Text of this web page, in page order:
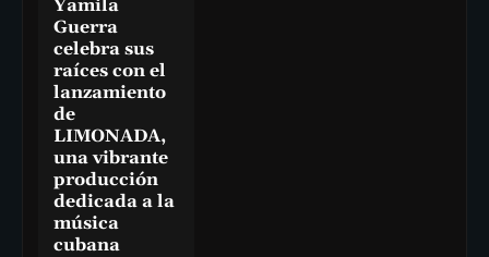
Yamila
Guerra
celebra sus
raíces con el
lanzamiento
de
LIMONADA,
una vibrante
producción
dedicada a la
música
cubana